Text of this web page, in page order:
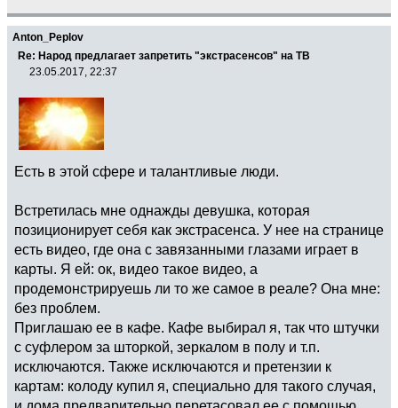
Anton_Peplov
Re: Народ предлагает запретить "экстрасенсов" на ТВ
23.05.2017, 22:37
Есть в этой сфере и талантливые люди.
Встретилась мне однажды девушка, которая
позиционирует себя как экстрасенса. У нее на странице
есть видео, где она с завязанными глазами играет в
карты. Я ей: ок, видео такое видео, а
продемонстрируешь ли то же самое в реале? Она мне:
без проблем.
Приглашаю ее в кафе. Кафе выбирал я, так что штучки
с суфлером за шторкой, зеркалом в полу и т.п.
исключаются. Также исключаются и претензии к
картам: колоду купил я, специально для такого случая,